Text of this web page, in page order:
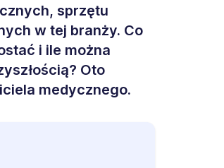
sprzętu
w tej branży. Co
i ile można
Oto
medycznego.